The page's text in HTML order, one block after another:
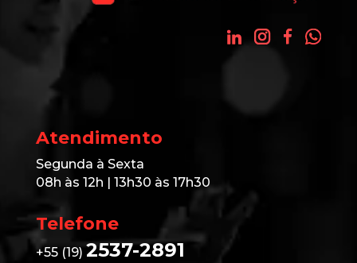
Atendimento
Segunda à Sexta
08h às 12h | 13h30 às 17h30
Telefone
+55 (19) 2537-2891